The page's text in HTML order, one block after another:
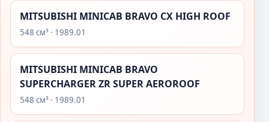
MITSUBISHI MINICAB BRAVO CX HIGH ROOF
548 см³ · 1989.01
MITSUBISHI MINICAB BRAVO
SUPERCHARGER ZR SUPER AEROROOF
548 см³ · 1989.01